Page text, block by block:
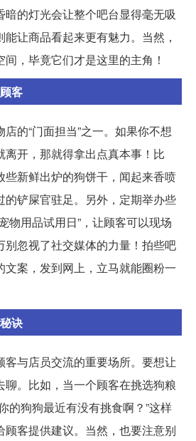
的灯光会让整个吧台显得毫无吸
让商品看起来更有魅力。当然，
，毕竟它们才是这里的主角！
客
的“门面担当”之一。如果你不想
开，那就得拿出点真本事！比
些新鲜出炉的狗饼干，闻起来香喷
的铲屎官驻足。另外，定期举办些
物用品试用日”，让顾客可以现场
别忽视了社交媒体的力量！拍些吧
文案，发到网上，立马就能圈粉一
诀
客与店员交流的重要场所。要想让
聊。比如，当一个顾客在挑选狗粮
的狗狗最近有没有挑食啊？”这样
顾客提供建议。当然，也要注意别